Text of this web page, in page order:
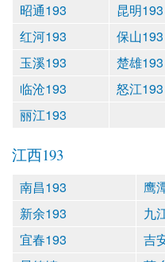
昭通193
昆明193
红河193
保山193
玉溪193
楚雄193
临沧193
怒江193
丽江193
江西193
南昌193 鹰
新余193
九
宜春193
吉